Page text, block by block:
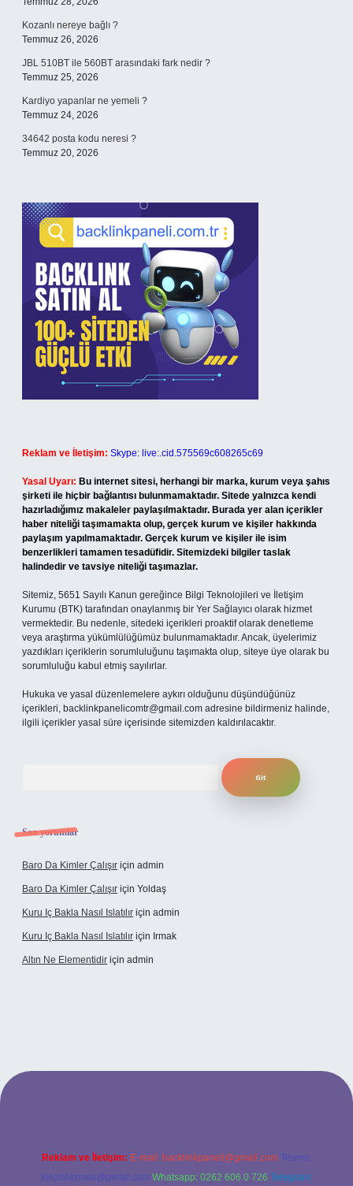
Kozanlı nereye bağlı ?
Temmuz 26, 2026
JBL 510BT ile 560BT arasındaki fark nedir ?
Temmuz 25, 2026
Kardiyo yapanlar ne yemeli ?
Temmuz 24, 2026
34642 posta kodu neresi ?
Temmuz 20, 2026
Reklam ve İletişim: Skype: live:.cid.575569c608265c69
Yasal Uyarı: Bu internet sitesi, herhangi bir marka, kurum veya şahıs
şirketi ile hiçbir bağlantısı bulunmamaktadır. Sitede yalnızca kendi
hazırladığımız makaleler paylaşılmaktadır. Burada yer alan içerikler
haber niteliği taşımamakta olup, gerçek kurum ve kişiler hakkında
paylaşım yapılmamaktadır. Gerçek kurum ve kişiler ile isim
benzerlikleri tamamen tesadüfidir. Sitemizdeki bilgiler taslak
halindedir ve tavsiye niteliği taşımazlar.
Sitemiz, 5651 Sayılı Kanun gereğince Bilgi Teknolojileri ve İletişim
Kurumu (BTK) tarafından onaylanmış bir Yer Sağlayıcı olarak hizmet
vermektedir. Bu nedenle, sitedeki içerikleri proaktif olarak denetleme
veya araştırma yükümlülüğümüz bulunmamaktadır. Ancak, üyelerimiz
yazdıkları içeriklerin sorumluluğunu taşımakta olup, siteye üye olarak bu
sorumluluğu kabul etmiş sayılırlar.
Hukuka ve yasal düzenlemelere aykırı olduğunu düşündüğünüz
içerikleri, backlinkpanelicomtr@gmail.com adresine bildirmeniz halinde,
ilgili içerikler yasal süre içerisinde sitemizden kaldırılacaktır.
Son yorumlar
Baro Da Kimler Çalışır için admin
Baro Da Kimler Çalışır için Yoldaş
Kuru Iç Bakla Nasıl Islatılır için admin
Kuru Iç Bakla Nasıl Islatılır için Irmak
Altın Ne Elementidir için admin
Reklam ve İletişim: E-mail: backlinkpaneli@gmail.com Teams:
forumhizmeti@gmail.com Whatsapp: 0262 606 0 726 Telegram: